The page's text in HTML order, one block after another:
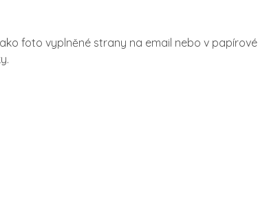
foto vyplněné strany na email nebo v